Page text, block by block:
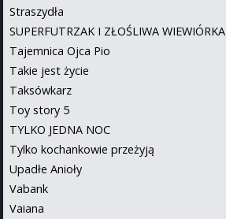
Straszydła
SUPERFUTRZAK I ZŁOŚLIWA WIEWIÓRKA
Tajemnica Ojca Pio
Takie jest życie
Taksówkarz
Toy story 5
TYLKO JEDNA NOC
Tylko kochankowie przeżyją
Upadłe Anioły
Vabank
Vaiana